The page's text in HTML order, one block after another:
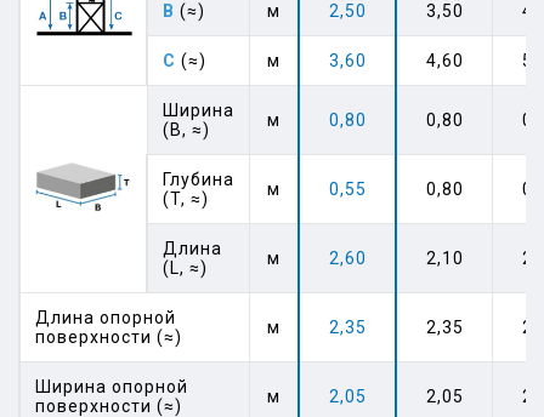
B (≈) м 2,50 3,50
C (≈) м 3,60 4,60
Ширина
(B, ≈)
м 0,80 0,80
Глубина
(T, ≈)
м 0,55 0,80
Длина
(L, ≈)
м 2,60 2,10
Длина опорной
поверхности (≈)
м 2,35 2,35
Ширина опорной
поверхности (≈)
м 2,05 2,05